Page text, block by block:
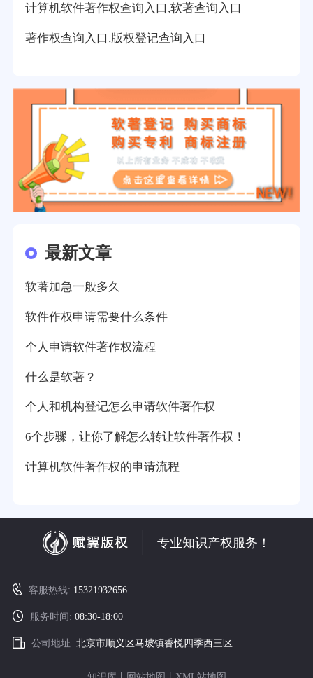
计算机软件著作权查询入口,软著查询入口
著作权查询入口,版权登记查询入口
最新文章
软著加急一般多久
软件作权申请需要什么条件
个人申请软件著作权流程
什么是软著？
个人和机构登记怎么申请软件著作权
6个步骤，让你了解怎么转让软件著作权！
计算机软件著作权的申请流程
专业知识产权服务！
客服热线: 15321932656
服务时间: 08:30-18:00
公司地址:北京市顺义区马坡镇香悦四季西三区